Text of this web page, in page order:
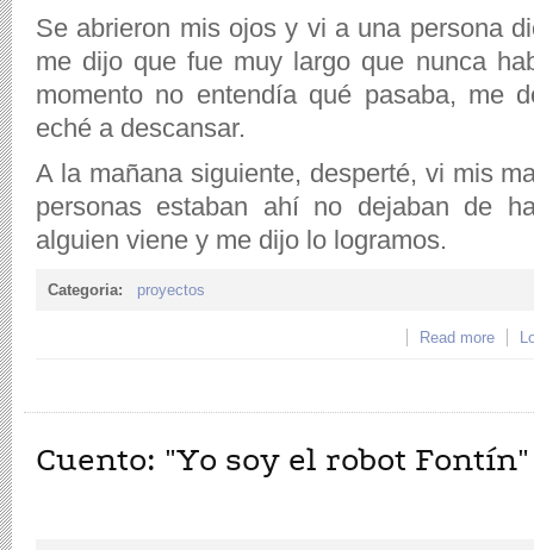
Se abrieron mis ojos y vi a una persona
me dijo que fue muy largo que nunca
momento no entendía qué pasaba, me
eché a descansar.
A la mañana siguiente, desperté, vi mis
personas estaban ahí no dejaban de
alguien viene y me dijo lo logramos.
Categoria: proyectos
Read more
Cuento: "Yo soy el robot